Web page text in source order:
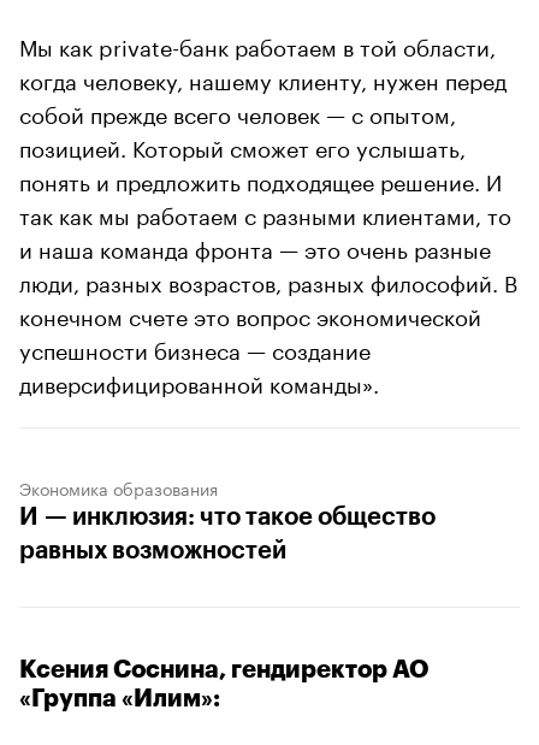
Мы как private-банк работаем в той области,
когда человеку, нашему клиенту, нужен перед
собой прежде всего человек — с опытом,
позицией. Который сможет его услышать,
понять и предложить подходящее решение. И
так как мы работаем с разными клиентами, то
и наша команда фронта — это очень разные
люди, разных возрастов, разных философий. В
конечном счете это вопрос экономической
успешности бизнеса — создание
диверсифицированной команды».
Экономика образования
И — инклюзия: что такое общество
равных возможностей
Ксения Соснина, гендиректор АО
«Группа «Илим»: